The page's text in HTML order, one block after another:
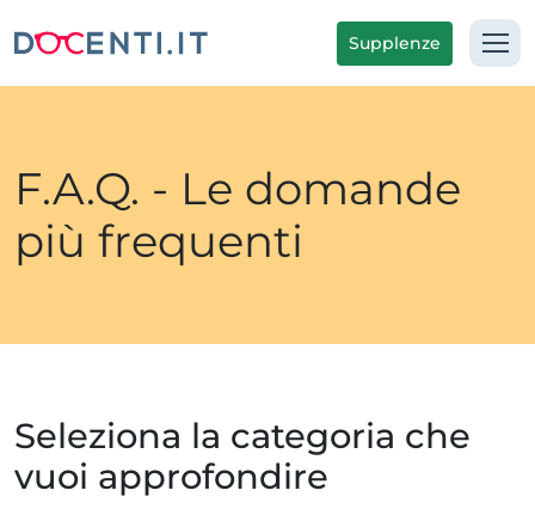
Supplenze
F.A.Q. - Le domande
più frequenti
Seleziona la categoria che
vuoi approfondire